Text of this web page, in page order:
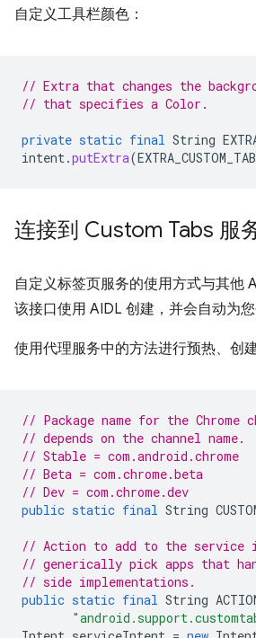
自定义工具栏颜色：
// Extra that changes the
// that specifies a Color.
private static final String
intent.putExtra(
连接到 Custom Tabs 服
自定义标签页服务的使用方式与其他
该接口使用 AIDL 创建，并会自动为您
使用代理服务中的方法进行预热、创
// Package name for the
// depends on the channel name.
// Stable = com.android.chrome
// Beta = com.chrome.beta
// Dev = com.chrome.dev
public static final String
// Action to add to the service
// generically pick apps that
// side implementations.
public static final String